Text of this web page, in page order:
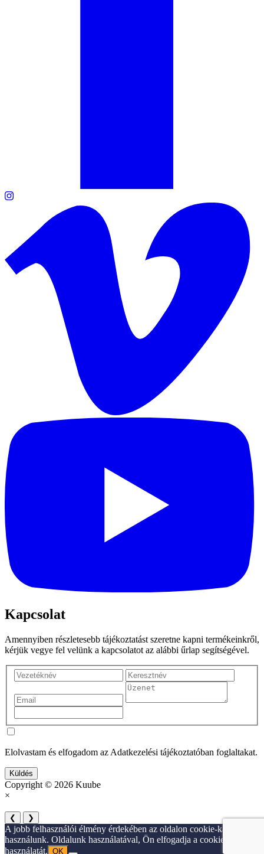
Kapcsolat
Amennyiben részletesebb tájékoztatást szeretne kapni termékeinkről,
kérjük vegye fel velünk a kapcsolatot az alábbi űrlap segítségével.
Elolvastam és elfogadom az Adatkezelési tájékoztatóban foglaltakat.
Küldés
Copyright © 2026 Kuube
×
❮ ❯
A jobb felhasználói élmény érdekében az oldalon cookie-kat
használunk. Oldalunk használatával, Ön elfogadja a cookie-k
használatát. OK